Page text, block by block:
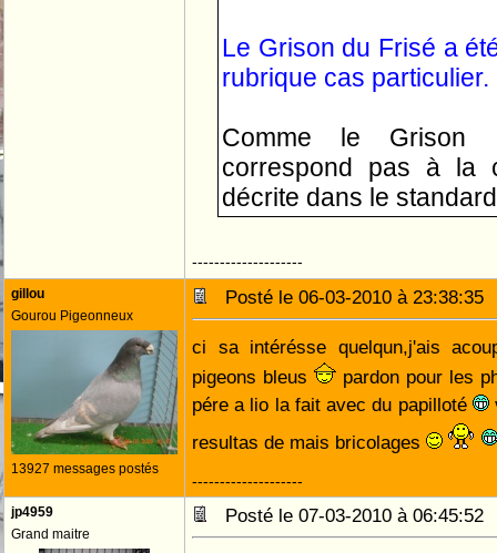
Le Grison du Frisé a
rubrique cas particulier.
Comme le
correspond pas à la
décrite dans le
--------------------
gillou
Gourou Pigeonneux
13927 messages postés
Posté le 06-03-2010 à
ci sa intérésse quelqun,j'ais
pigeons bleus
pardon pour les
pére a lio la fait avec du papilloté
resultas de mais bricolages
--------------------
jp4959
Grand maitre
Posté le 07-03-2010 à